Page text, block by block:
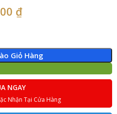
₫
Giỏ Hàng
NGAY
Nhận Tại Cửa Hàng